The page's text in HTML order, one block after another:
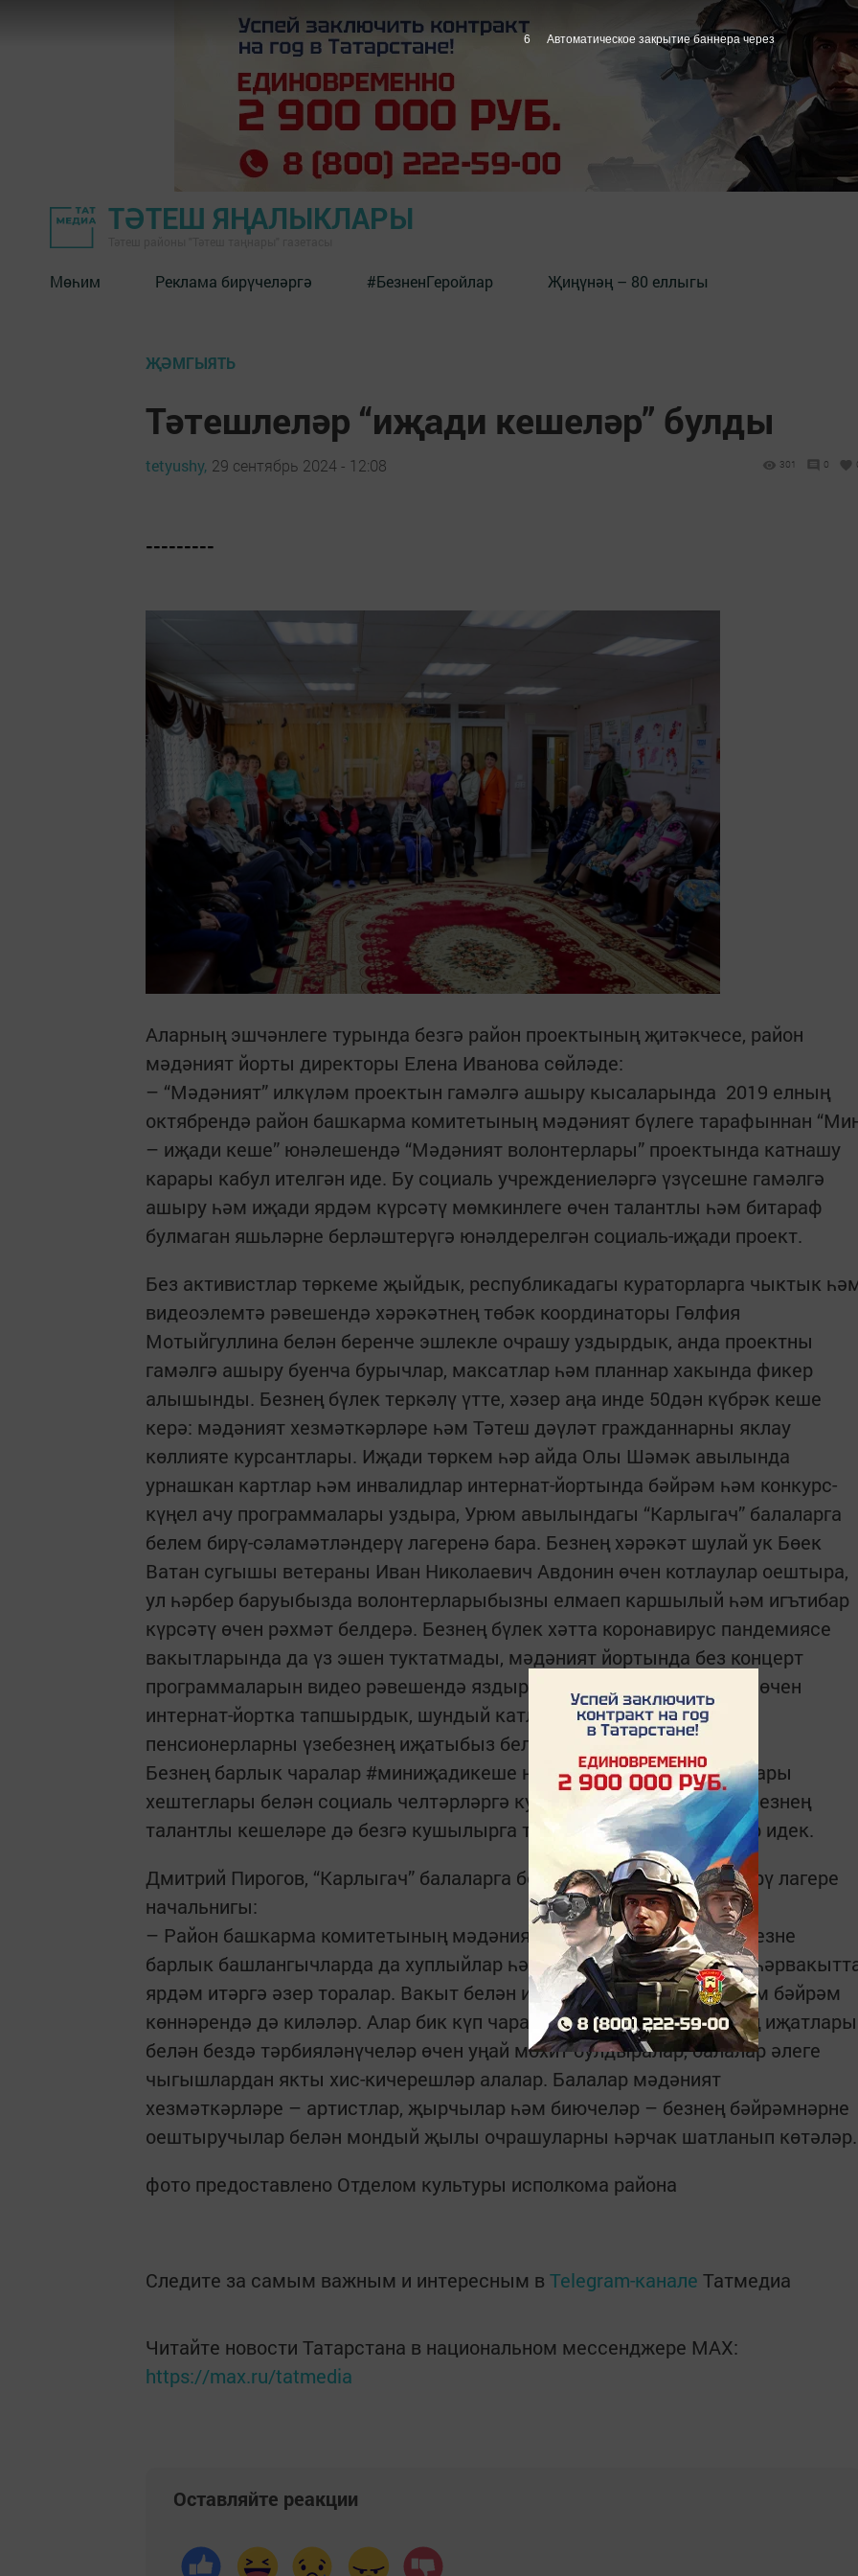
ТӘТЕШ ЯҢАЛЫКЛАРЫ
Мөһим Реклама бирүчеләргә #БезненГеройлар Җиңүнәң – 80 еллыгы
ҖӘМГЫЯТЬ
Тәтешлеләр “иҗади кешеләр” булды
tetyushy, 29 сентябрь 2024 - 12:08 301 0
---------
Аларның эшчәнлеге турында безгә район проектының җитәкчесе, район
мәдәният йорты директоры Елена Иванова сөйләде:
– “Мәдәният” илкүләм проектын гамәлгә ашыру кысаларында 2019 елның
октябрендә район башкарма комитетының мәдәният бүлеге тарафыннан
– иҗади кеше” юнәлешендә “Мәдәният волонтерлары” проектында катнашу
карары кабул ителгән иде. Бу социаль учреж­дениеләргә үзүсешне гамәлгә
ашыру һәм иҗади ярдәм күрсәтү мөмкинлеге өчен талантлы һәм битараф
булмаган яшьләрне берләштерүгә юнәл­дерелгән социаль-иҗади проект.
Без активистлар төркеме җый­дык, республикадагы кураторларга чыктык
видеоэлемтә рәвешендә хәрәкәтнең төбәк коор­динаторы Гөлфия
Мотыйгуллина белән беренче эшлекле очрашу уздырдык, анда проектны
гамәлгә ашыру буенча бурычлар, максатлар һәм планнар хакында фикер
алышынды. Безнең бүлек теркәлү үтте, хәзер аңа инде 50дән күбрәк кеше
керә: мәдәният хезмәткәрләре һәм Тәтеш дәүләт гражданнарны яклау
көллияте курсантлары. Иҗади төркем һәр айда Олы Шәмәк авылында
урнашкан картлар һәм инвалидлар интернат-йортында бәйрәм һәм конкурс-
күңел ачу программалары уздыра, Урюм авылындагы “Карлыгач” балаларга
белем бирү-сәламәтләндерү лагеренә бара. Безнең хәрәкәт шулай ук Бөек
Ватан сугышы ветераны Иван Николаевич Авдонин өчен котлаулар оештыра,
ул һәрбер баруыбызда волонтерларыбызны елмаеп каршылый һәм игътибар
күрсәтү өчен рәхмәт белдерә. Безнең бүлек хәтта коронавирус пандемиясе
вакытларында да үз эшен туктатмады, мәдәният йортында без концерт
программаларын видео рәвешендә яздырдык һәм аларны күрсәтү өчен
интернат-йортка тапшырдык, шундый катлаулы вакытларда да
пенсионерларны үзебезнең иҗатыбыз белән рухландырдык.
Безнең барлык чаралар #миниҗадикеше һәм #мәдә­ниятволонтерлары
хештеглары белән социаль челтәрләргә куелып бара, әгәр шәһәребезнең
талантлы кешеләре дә безгә кушылырга теләсә, без бик шат булыр идек.
Дмитрий Пирогов, “Карлы­гач” балаларга белем бирү-сәламәт­ләндерү лагере
начальнигы:
– Район башкарма комитеты­ның мәдәният бүлеге волонтерлары безне
барлык башлангычларда да хуплыйлар һәм һәр бәйрәмне бизәүдә
ярдәм итәргә әзер торалар. Вакыт белән исәпләшмичә, безгә ял һәм бәйрәм
көннәрендә дә киләләр. Алар бик күп чаралар үткәрәләр, үзләренең иҗатлары
белән бездә тәрбияләнүчеләр өчен уңай мохит булдыралар, балалар әлеге
чыгышлардан якты хис-кичерешләр алалар. Балалар мәдәният
хезмәткәрләре – артистлар, җырчылар һәм биючеләр – безнең бәйрәмнәрне
оештыручылар белән мондый җылы очрашуларны һәрчак шатланып көтәләр.
фото предоставлено Отделом культуры исполкома района
Следите за самым важным и интересным в Telegram-канале Татмедиа
Читайте новости Татарстана в национальном мессенджере MАХ:
https://max.ru/tatmedia
Оставляйте реакции
5 Автоматическое закрытие баннера через